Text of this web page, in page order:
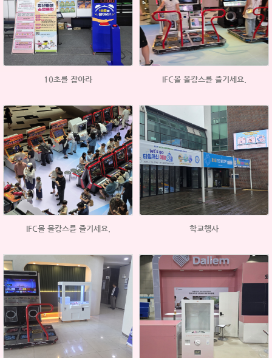
10초를 잡아라 IFC몰 몰캉스를 즐기세요.
IFC몰 몰캉스를 즐기세요. 학교행사